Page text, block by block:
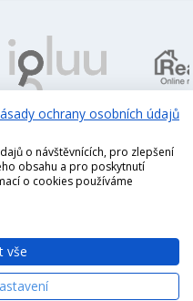
ochrany osobních údajů
o návštěvnících, pro zlepšení
obsahu a pro poskytnutí
o cookies používáme
vše